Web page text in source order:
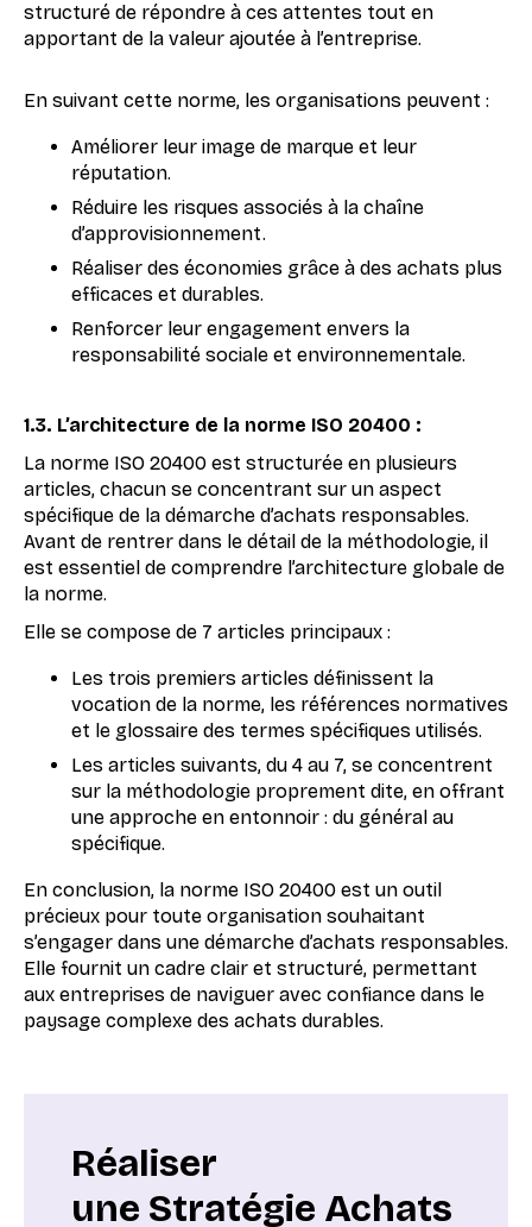
structuré de répondre à ces attentes tout en
apportant de la valeur ajoutée à l’entreprise.
En suivant cette norme, les organisations peuvent :
Améliorer leur image de marque et leur
réputation.
Réduire les risques associés à la chaîne
d’approvisionnement.
Réaliser des économies grâce à des achats plus
efficaces et durables.
Renforcer leur engagement envers la
responsabilité sociale et environnementale.
1.3. L’architecture de la norme ISO 20400 :
La norme ISO 20400 est structurée en plusieurs
articles, chacun se concentrant sur un aspect
spécifique de la démarche d’achats responsables.
Avant de rentrer dans le détail de la méthodologie, il
est essentiel de comprendre l’architecture globale de
la norme.
Elle se compose de 7 articles principaux :
Les trois premiers articles définissent la
vocation de la norme, les références normatives
et le glossaire des termes spécifiques utilisés.
Les articles suivants, du 4 au 7, se concentrent
sur la méthodologie proprement dite, en offrant
une approche en entonnoir : du général au
spécifique.
En conclusion, la norme ISO 20400 est un outil
précieux pour toute organisation souhaitant
s’engager dans une démarche d’achats responsables.
Elle fournit un cadre clair et structuré, permettant
aux entreprises de naviguer avec confiance dans le
paysage complexe des achats durables.
Réaliser
une Stratégie Achats